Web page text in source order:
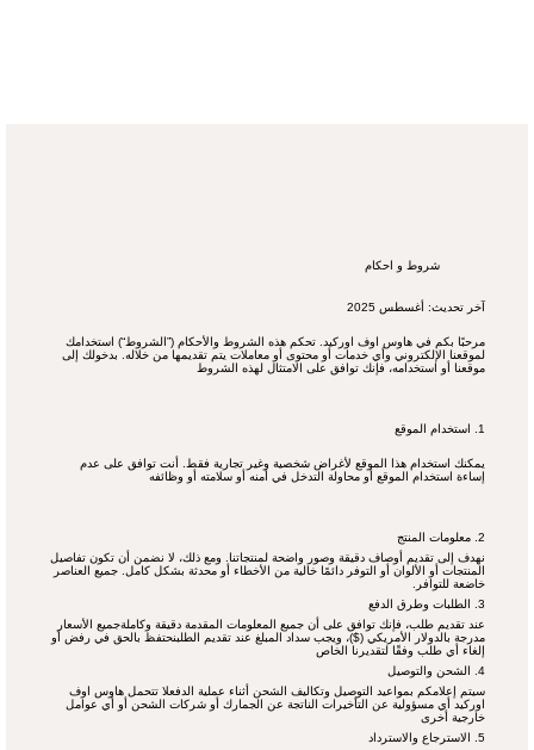
شروط و احكام
آخر تحديث: أغسطس 2025
مرحبًا بكم في هاوس اوف اوركيد. تحكم هذه الشروط والأحكام (”الشروط“) استخدامك
لموقعنا الإلكتروني وأي خدمات أو محتوى أو معاملات يتم تقديمها من خلاله. بدخولك إلى
موقعنا أو استخدامه، فإنك توافق على الامتثال لهذه الشروط
1. استخدام الموقع
يمكنك استخدام هذا الموقع لأغراض شخصية وغير تجارية فقط. أنت توافق على عدم
إساءة استخدام الموقع أو محاولة التدخل في أمنه أو سلامته أو وظائفه
​2. معلومات المنتج
نهدف إلى تقديم أوصاف دقيقة وصور واضحة لمنتجاتنا. ومع ذلك، لا نضمن أن تكون تفاصيل
المنتجات أو الألوان أو التوفر دائمًا خالية من الأخطاء أو محدثة بشكل كامل. جميع العناصر
خاضعة للتوافر.
3. الطلبات وطرق الدفع
عند تقديم طلب، فإنك توافق على أن جميع المعلومات المقدمة دقيقة وكاملةجميع الأسعار
مدرجة بالدولار الأمريكي ($)، ويجب سداد المبلغ عند تقديم الطلبنحتفظ بالحق في رفض أو
إلغاء أي طلب وفقًا لتقديرنا الخاص
​4. الشحن والتوصيل
سيتم إعلامكم بمواعيد التوصيل وتكاليف الشحن أثناء عملية الدفعلا تتحمل هاوس اوف
اوركيد أي مسؤولية عن التأخيرات الناتجة عن الجمارك أو شركات الشحن أو أي عوامل
خارجية أخرى
5. الاسترجاع والاسترداد